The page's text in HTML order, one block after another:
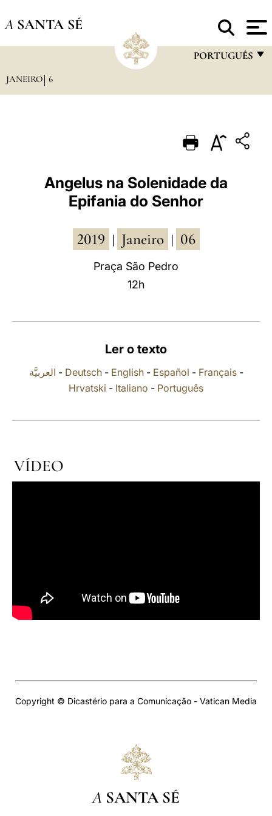
A SANTA SÉ
PORTUGUÊS
PORTUGUÊS
ESPAÑOL
DEUTSCH
العربيّة
JANEIRO 6
Angelus na Solenidade da
Epifania do Senhor
2019 Janeiro 06
Praça São Pedro
12h
Ler o texto
العربيَّة - Deutsch- English- Español - Français-
Hrvatski - Italiano - Português
VÍDEO
Copyright © Dicastério para a Comunicação - Vatican Media
A SANTA SÉ